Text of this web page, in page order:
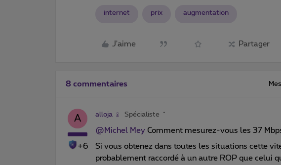
internet prix augmentation
J'aime Partager
8 commentaires
A
+6
alloja Spécialiste
@Michel Mey Comment mesurez-vous les 37
Si vous obtenez dans toutes les situations cette
probablement raccordé à un autre ROP que celui